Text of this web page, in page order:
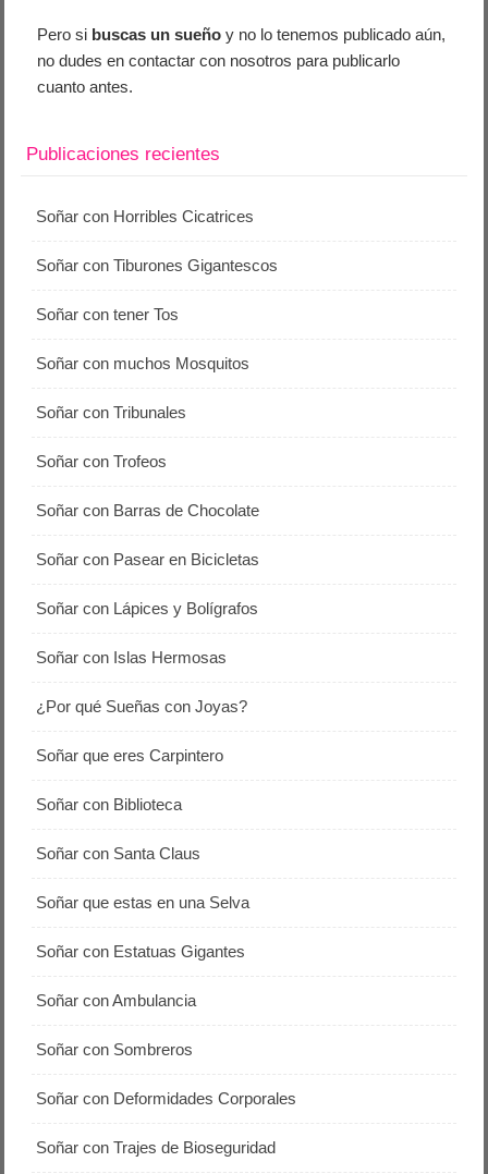
Pero si buscas un sueño y no lo tenemos publicado aún,
no dudes en contactar con nosotros para publicarlo
cuanto antes.
Publicaciones recientes
Soñar con Horribles Cicatrices
Soñar con Tiburones Gigantescos
Soñar con tener Tos
Soñar con muchos Mosquitos
Soñar con Tribunales
Soñar con Trofeos
Soñar con Barras de Chocolate
Soñar con Pasear en Bicicletas
Soñar con Lápices y Bolígrafos
Soñar con Islas Hermosas
¿Por qué Sueñas con Joyas?
Soñar que eres Carpintero
Soñar con Biblioteca
Soñar con Santa Claus
Soñar que estas en una Selva
Soñar con Estatuas Gigantes
Soñar con Ambulancia
Soñar con Sombreros
Soñar con Deformidades Corporales
Soñar con Trajes de Bioseguridad